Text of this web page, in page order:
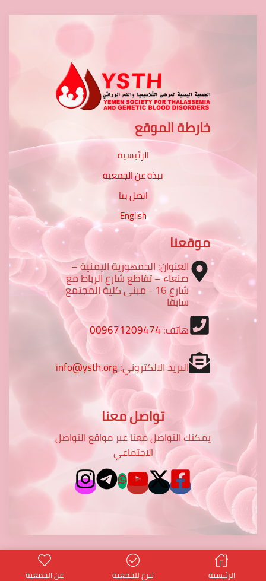
خارطة الموقع
الرئيسية
نبذة عن الجمعية
اتصل بنا
English
موقعنا
العنوان: الجمهورية اليمنية –
صنعاء – تقاطع شارع الرباط مع
شارع 16 - مبنى كلية المجتمع
سابقا
هاتف:009671209474
البريد الالكتروني:info@ysth.org
تواصل معنا
يمكنك التواصل معنا عبر مواقع التواصل
الاجتماعي
الرئيسية تبرع للجمعية عن الجمعية